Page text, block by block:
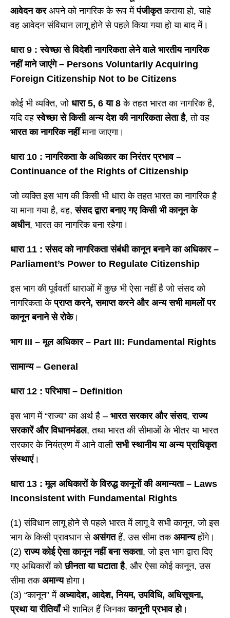
आवेदन करअपने को नागरिक के रूप मेंपंजीकृतकराया हो, चाहे
वह आवेदन संविधान लागू होने से पहले किया गया हो या बाद में।
धारा 9 : स्वेच्छा से विदेशी नागरिकता लेने वाले भारतीय नागरिक
नहीं माने जाएंगे – Persons Voluntarily Acquiring
Foreign Citizenship Not to be Citizens
कोई भी व्यक्ति, जो धारा 5, 6 या 8 के तहत भारत का नागरिक है,
यदि वहस्वेच्छा से किसी अन्य देश की नागरिकता लेता है, तो वह
भारत का नागरिक नहींमाना जाएगा।
धारा 10 : नागरिकता के अधिकार का निरंतर प्रभाव –
Continuance of the Rights of Citizenship
जो व्यक्ति इस भाग की किसी भी धारा के तहत भारत का नागरिक है
या माना गया है, वह,संसद द्वारा बनाए गए किसी भी कानून के
अधीन, भारत का नागरिक बना रहेगा।
धारा 11 : संसद को नागरिकता संबंधी कानून बनाने का अधिकार –
Parliament’s Power to Regulate Citizenship
इस भाग की पूर्ववर्ती धाराओं में कुछ भी ऐसा नहीं है जो संसद को
नागरिकता केप्राप्त करने, समाप्त करने और अन्य सभी मामलों पर
कानून बनाने से रोके।
भाग III – मूल अधिकार – Part III: Fundamental Rights
सामान्य – General
धारा 12 : परिभाषा – Definition
इस भाग में “राज्य” का अर्थ है – भारत सरकार और संसद,राज्य
सरकारें और विधानमंडल, तथा भारत की सीमाओं के भीतर या भारत
सरकार के नियंत्रण में आने वालीसभी स्थानीय या अन्य प्राधिकृत
संस्थाएं।
धारा 13 : मूल अधिकारों के विरुद्ध कानूनों की अमान्यता – Laws
Inconsistent with Fundamental Rights
(1) संविधान लागू होने से पहले भारत में लागू वे सभी कानून, जो इस
भाग के किसी प्रावधान से असंगतहैं, उस सीमा तक अमान्यहोंगे।
(2)राज्य कोई ऐसा कानून नहीं बना सकता, जो इस भाग द्वारा दिए
गए अधिकारों कोछीनता या घटाता है, और ऐसा कोई कानून, उस
सीमा तक अमान्यहोगा।
(3) “कानून” में अध्यादेश, आदेश, नियम, उपविधि, अधिसूचना,
प्रथा या रीतियाँभी शामिल हैं जिनकाकानूनी प्रभाव हो।